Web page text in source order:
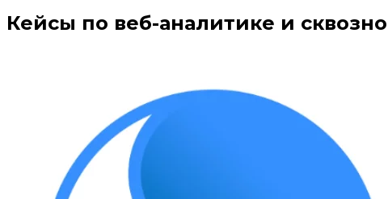
Кейсы по веб-аналитике и